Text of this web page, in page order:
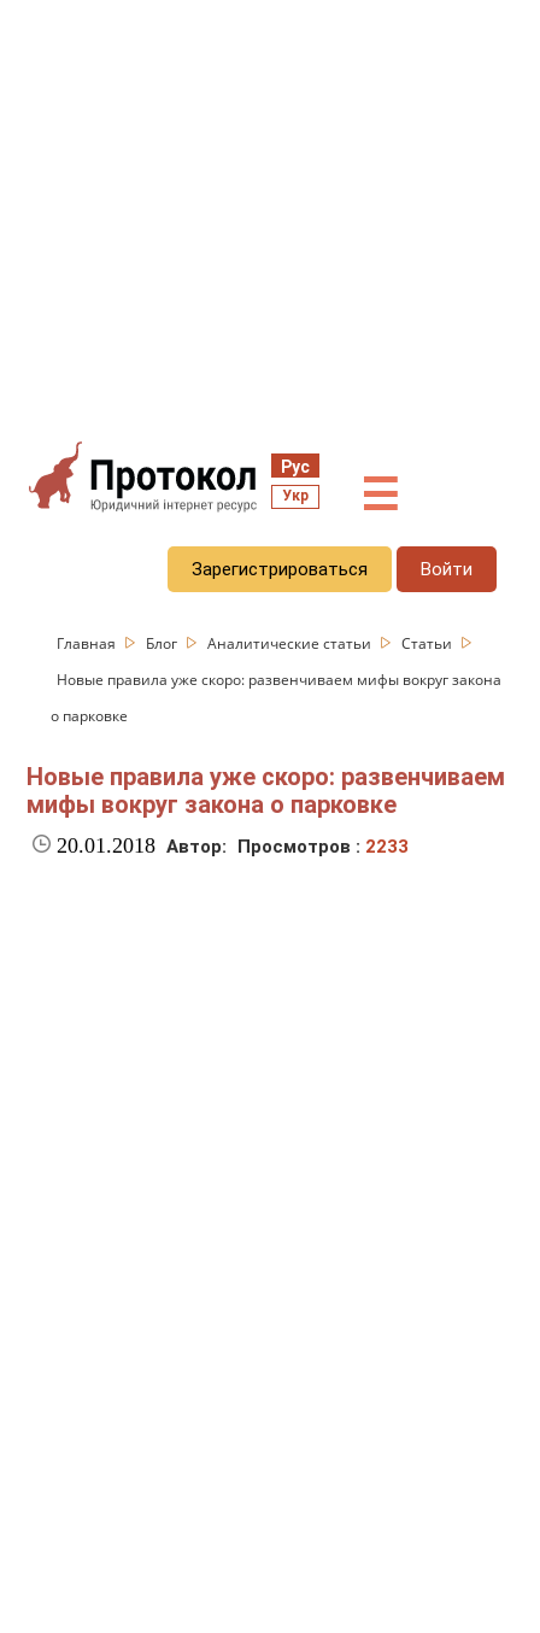
Рус
Укр ☰
Зарегистрироваться Войти
Главная Блог Аналитические статьи
Статьи
Новые правила уже скоро: развенчиваем мифы вокруг закона
о парковке
Новые правила уже скоро: развенчиваем
мифы вокруг закона о парковке
20.01.2018 Автор: Просмотров : 2233